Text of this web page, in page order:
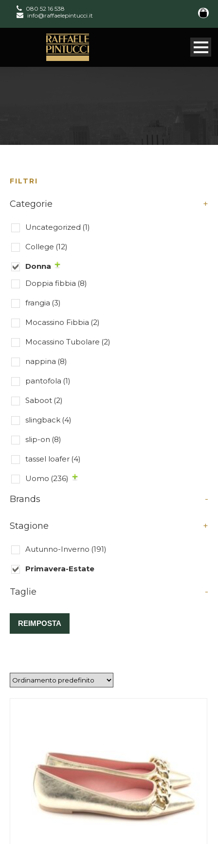
080 52 16 538
info@raffaelepintucci.it
FILTRI
Categorie +
Uncategorized (1)
College (12)
Donna
Doppia fibbia (8)
frangia (3)
Mocassino Fibbia (2)
Mocassino Tubolare (2)
nappina (8)
pantofola (1)
Saboot (2)
slingback (4)
slip-on (8)
tassel loafer (4)
Uomo (236)
Brands -
Stagione +
Autunno-Inverno (191)
Primavera-Estate
Taglie -
REIMPOSTA